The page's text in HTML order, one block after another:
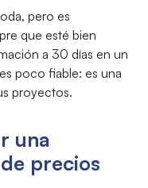
pero es
que esté bien
a 30 días en un
poco fiable: es una
proyectos.
una
precios